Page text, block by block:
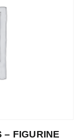
– FIGURINE